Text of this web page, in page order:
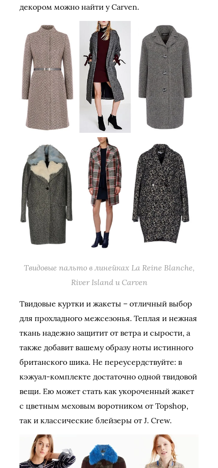
декором можно найти у Carven.
Твидовые пальто в линейках La Reine Blanche,
River Island и Carven
Твидовые куртки и жакеты – отличный выбор
для прохладного межсезонья. Теплая и нежная
ткань надежно защитит от ветра и сырости, а
также добавит вашему образу ноты истинного
британского шика. Не переусердствуйте: в
кэжуал-комплекте достаточно одной твидовой
вещи. Ею может стать как укороченный жакет
с цветным меховым воротником от Topshop,
так и классические блейзеры от J. Crew.